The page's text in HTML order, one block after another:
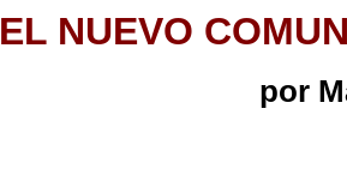
EL NUEVO
por